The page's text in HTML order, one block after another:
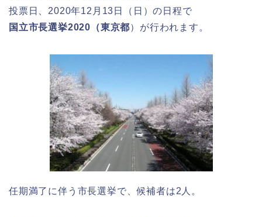
投票日、2020年12月13日（日）の日程で
国立市長選挙2020（東京都）が行われます。
任期満了に伴う市長選挙で、候補者は2人。